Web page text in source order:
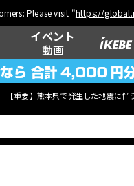
Please visit "https://
イベント
動画
【重要】熊本県で発生した地震に